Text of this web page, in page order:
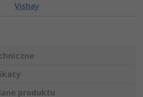
Vishay
produktu